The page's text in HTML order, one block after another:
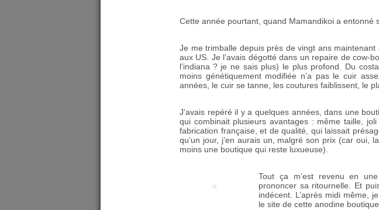
Cette année pourtant, quand Mamandikoi a entonné
Je me trimballe depuis près de vingt ans
aux US. Je l’avais dégotté dans un repaire de cow-
l’indiana ? je ne sais plus) le plus profond. Du
moins génétiquement modifiée n’a pas le cuir
années, le cuir se tanne, les coutures faiblissent, le
J’avais repéré il y a quelques années, dans une
qui combinait plusieurs avantages : même taille,
fabrication française, et de qualité, qui laissait
qu’un jour, j’en aurais un, malgré son prix (car oui,
moins une boutique qui reste luxueuse).
Tout ça m’est revenu en
prononcer sa ritournelle. Et
indécent. L’après midi même,
le site de cette anodine